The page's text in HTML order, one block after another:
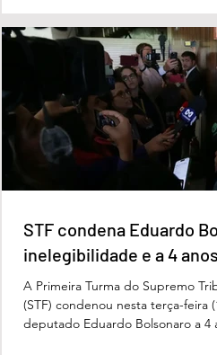
proferida pelo juiz Hermes Pereira
Criminal da Comarca de Edéia. O
contesta a decisão e diz que
Apesar da condenação, a pena
regime inicialmente aberto e
STF condena Eduardo
inelegibilidade e a 4
A Primeira Turma do Supremo
(STF) condenou nesta terça-feira
deputado Eduardo Bolsonaro a 4